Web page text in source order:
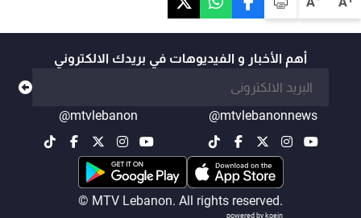
أهم الأخبار و الفيديوهات في بريدك الالكتروني
@mtvlebanonnews
@mtvlebanon
© MTV Lebanon. All rights reserved.
powered by koein